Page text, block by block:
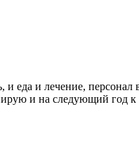
и еда и лечение,
и на следующий год